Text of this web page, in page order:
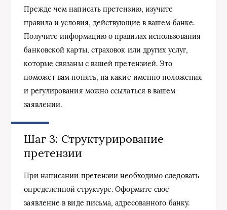
Прежде чем написать претензию, изучите
правила и условия, действующие в вашем банке.
Получите информацию о правилах использования
банковской карты, страховок или других услуг,
которые связаны с вашей претензией. Это
поможет вам понять, на какие именно положения
и регулирования можно ссылаться в вашем
заявлении.
Шаг 3: Структурирование
претензии
При написании претензии необходимо следовать
определенной структуре. Оформите свое
заявление в виде письма, адресованного банку.